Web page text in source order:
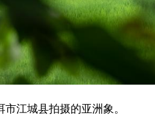
江城县拍摄的亚洲象。